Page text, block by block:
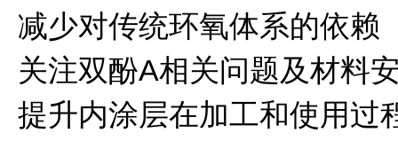
减少对传统环氧体系的依赖
关注双酚A相关问题及材料
提升内涂层在加工和使用过